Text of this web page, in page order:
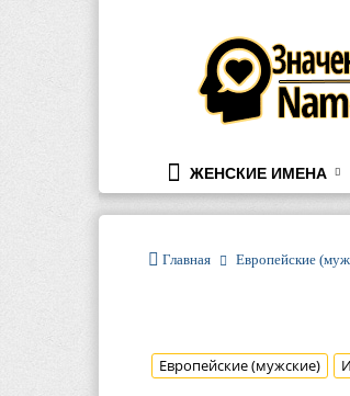
namesdb.ru
ЖЕНСКИЕ ИМЕНА
Главная Европейские
Европейские (мужские)